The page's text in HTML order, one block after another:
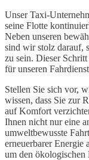
Unser Taxi-
seine Flotte
Neben unseren
sind wir stolz darauf,
zu sein. Dieser
für unseren
Stellen Sie sich vor,
wissen, dass Sie zur
auf Komfort
Ihnen nicht nur eine
umweltbewusste
erneuerbarer Energie
um den ökologischen